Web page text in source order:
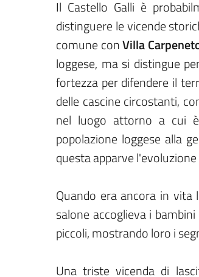
Il Castello Galli è
distinguere le vicende
comune conVilla
loggese, ma si distingue
fortezza per difendere il
delle cascine circostanti,
nel luogo attorno a cui
popolazione loggese alla
questa apparve
Quando era ancora in vita
salone accoglieva i
piccoli, mostrando loro i
Una triste vicenda di